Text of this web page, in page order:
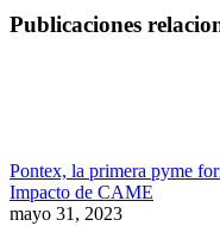
Publicaciones
Pontex, la primera pyme
Impacto de CAME
mayo 31, 2023